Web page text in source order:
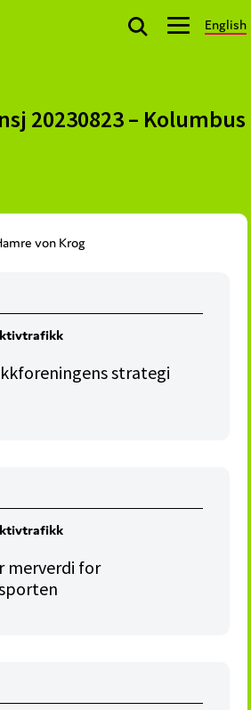
English
20230823 – Kolumbus
von Krog
strategi
merverdi for